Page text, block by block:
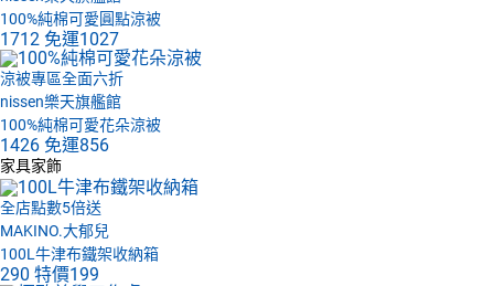
100%純棉可愛圓點涼被
1712 免運1027
涼被專區全面六折
nissen樂天旗艦館
100%純棉可愛花朵涼被
1426 免運856
家具家飾
全店點數5倍送
MAKINO.大郁兒
100L牛津布鐵架收納箱
290 特價199